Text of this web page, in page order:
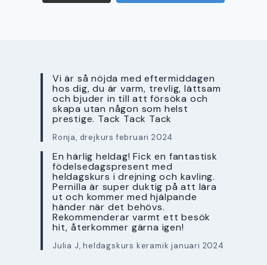
Vi är så nöjda med eftermiddagen
hos dig, du är varm, trevlig, lättsam
och bjuder in till att försöka och
skapa utan någon som helst
prestige. Tack Tack Tack
Ronja, drejkurs februari 2024
En härlig heldag! Fick en fantastisk
födelsedagspresent med
heldagskurs i drejning och kavling.
Pernilla är super duktig på att lära
ut och kommer med hjälpande
händer när det behövs.
Rekommenderar varmt ett besök
hit, återkommer gärna igen!
Julia J, heldagskurs keramik januari 2024